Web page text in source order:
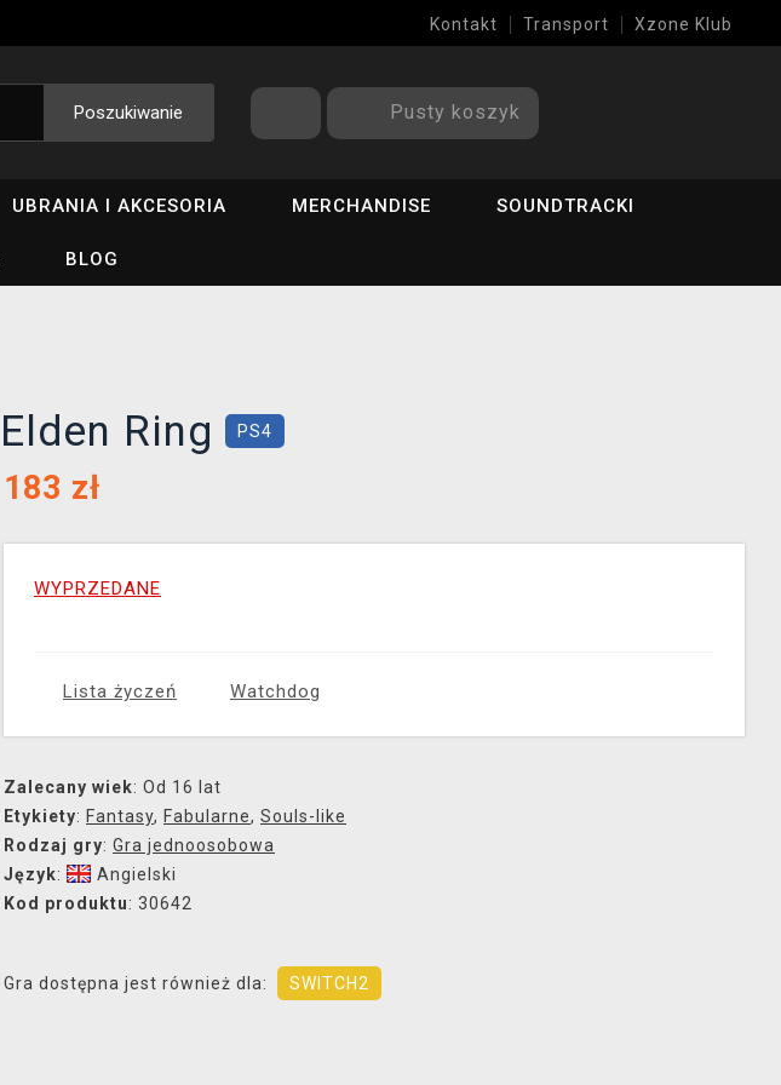
Kontakt Transport Xzone Klub
Poszukiwanie Pusty koszyk
UBRANIA I AKCESORIA MERCHANDISE SOUNDTRACKI
BLOG
Elden Ring PS4
183 zł
WYPRZEDANE
Lista życzeń Watchdog
Zalecany wiek: Od 16 lat
Etykiety: Fantasy, Fabularne, Souls-like
Rodzaj gry: Gra jednoosobowa
Język:
Angielski
Kod produktu: 30642
Gra dostępna jest również dla: SWITCH2